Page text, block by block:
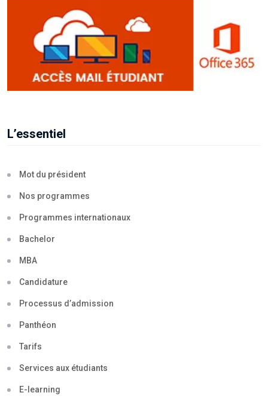
L’essentiel
Mot du président
Nos programmes
Programmes internationaux
Bachelor
MBA
Candidature
Processus d’admission
Panthéon
Tarifs
Services aux étudiants
E-learning